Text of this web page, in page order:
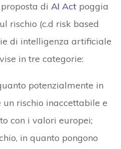
di AI Actpoggia
rischio (c.d risk based
di intelligenza artificiale
in tre categorie:
potenzialmente in
rischio inaccettabile e
con i valori europei;
in quanto pongono